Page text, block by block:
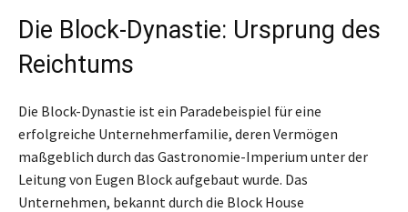
Die Block-Dynastie: Ursprung des
Reichtums
Die Block-Dynastie ist ein Paradebeispiel für eine
erfolgreiche Unternehmerfamilie, deren Vermögen
maßgeblich durch das Gastronomie-Imperium unter der
Leitung von Eugen Block aufgebaut wurde. Das
Unternehmen, bekannt durch die Block House